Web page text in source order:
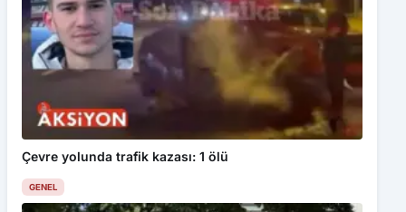
Çevre yolunda trafik kazası: 1 ölü
GENEL